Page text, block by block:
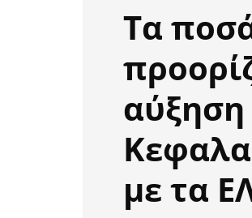
Τα
αύξηση
με τα